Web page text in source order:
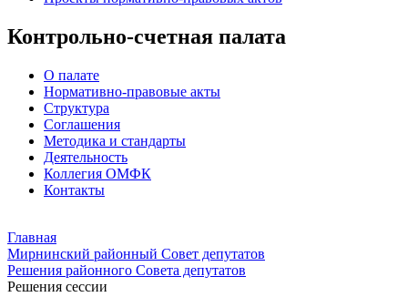
Контрольно-счетная палата
О палате
Нормативно-правовые акты
Структура
Соглашения
Методика и стандарты
Деятельность
Коллегия ОМФК
Контакты
Главная
Мирнинский районный Совет депутатов
Решения районного Совета депутатов
Решения сессии